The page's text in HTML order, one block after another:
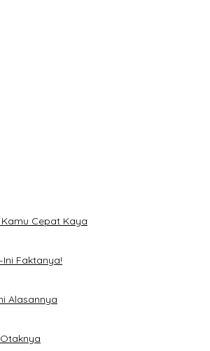
Cepat Kaya
Faktanya!
Alasannya